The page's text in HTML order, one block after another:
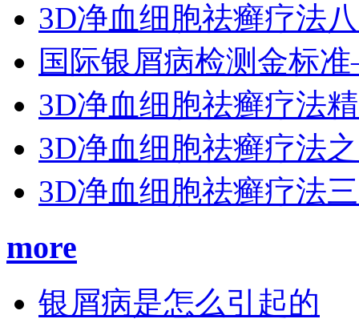
3D净血细胞祛癣疗法
国际银屑病检测金标
3D净血细胞祛癣疗法
3D净血细胞祛癣疗法
3D净血细胞祛癣疗法
more
银屑病是怎么引起的